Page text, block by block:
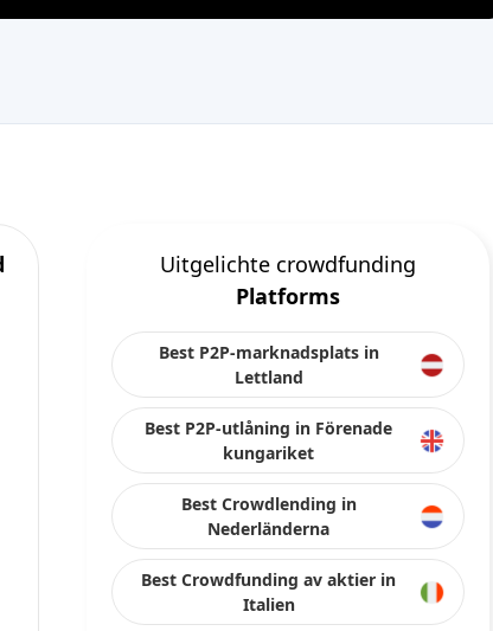
Uitgelichte crowdfunding
Platforms
Best P2P-marknadsplats in
Lettland
Best P2P-utlåning in Förenade
kungariket
Best Crowdlending in
Nederländerna
Best Crowdfunding av aktier in
Italien